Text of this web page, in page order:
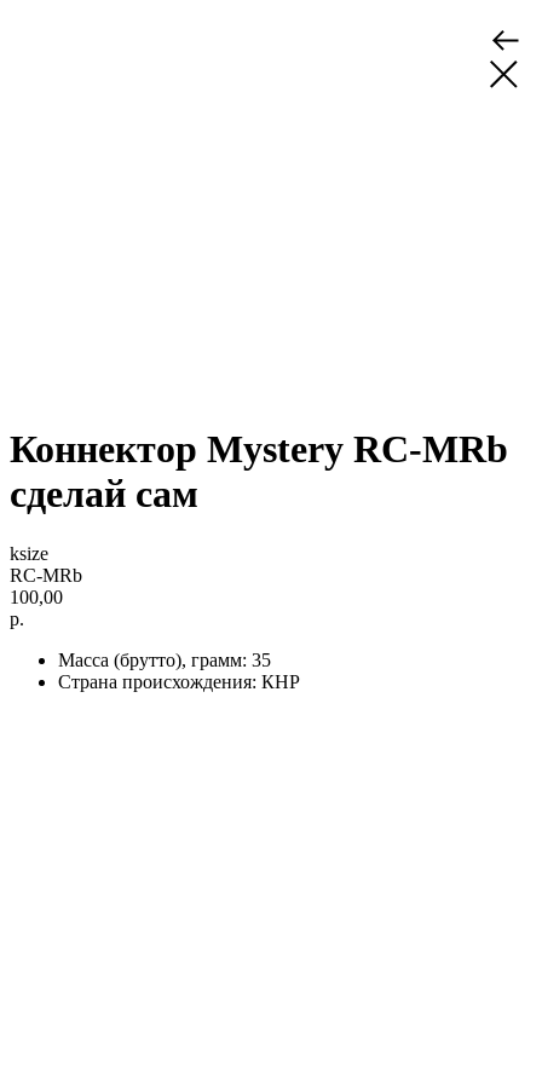
Коннектор Mystery RC-MRb
сделай сам
ksize
RC-MRb
100,00
р.
Масса (брутто), грамм: 35
Страна происхождения: КНР